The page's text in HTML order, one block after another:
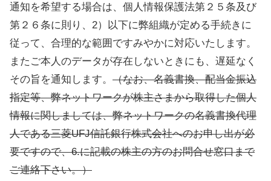
通知を希望する場合は、個人情報保護法第２５条及び
第２６条に則り、2）以下に弊組織が定める手続きに
従って、合理的な範囲ですみやかに対応いたします。
またご本人のデータが存在しないときにも、遅延なく
その旨を通知します。 （なお、名義書換、配当金振込
指定等、弊ネットワークが株主さまから取得した個人
情報に関しましては、弊ネットワークの名義書換代理
人である三菱UFJ信託銀行株式会社へのお申し出が必
要ですので、6.に記載の株主の方のお問合せ窓口まで
ご連絡下さい。）